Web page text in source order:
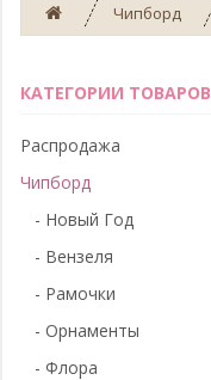
Чипборд
КАТЕГОРИИ ТОВАРОВ
Распродажа
Чипборд
- Новый Год
- Вензеля
- Рамочки
- Орнаменты
- Флора